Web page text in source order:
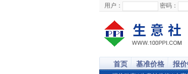
用户： 密码：
首页 基准价格 报